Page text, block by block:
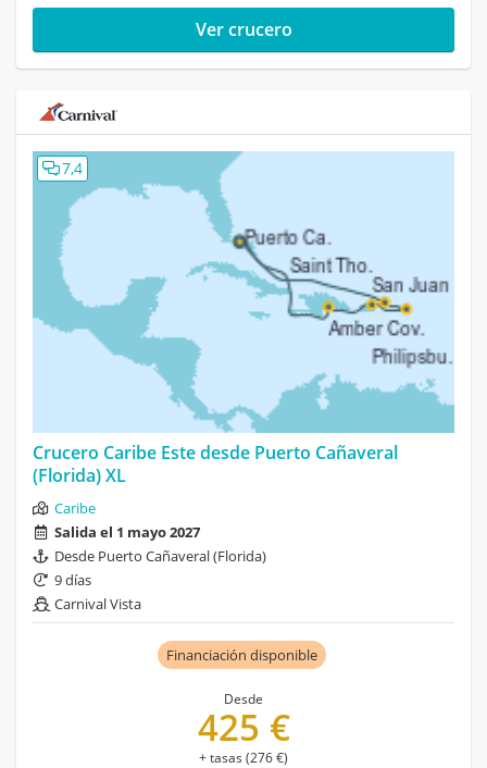
Ver crucero
7,4
Crucero Caribe Este desde Puerto Cañaveral
(Florida) XL
Caribe
Salida el 1 mayo 2027
Desde Puerto Cañaveral (Florida)
9 días
Carnival Vista
Financiación disponible
Desde
425 €
+ tasas (276 €)